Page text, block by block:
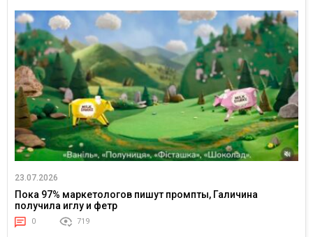
23.07.2026
Пока 97% маркетологов пишут промпты, Галичина
получила иглу и фетр
0 719